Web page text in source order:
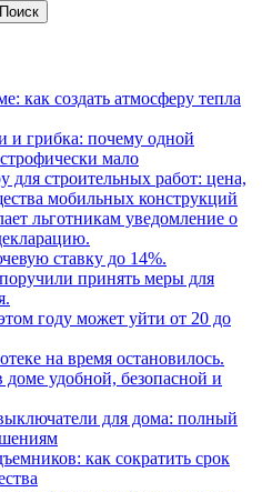
Поиск
как создать атмосферу тепла
и грибка: почему одной
мало
строительных работ: цена,
мобильных конструкций
льготникам уведомление о
ставку до 14%.
принять меры для
году может уйти от 20 до
на время остановилось.
доме удобной, безопасной и
для дома: полный
как сократить срок